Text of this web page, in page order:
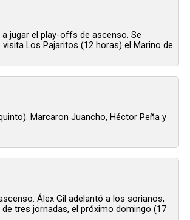
jugar el play-offs de ascenso. Se
Los Pajaritos (12 horas) el Marino de
Marcaron Juancho, Héctor Peña y
Álex Gil adelantó a los sorianos,
tres jornadas, el próximo domingo (17